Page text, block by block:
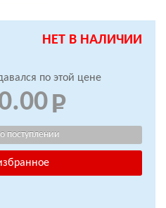
НЕТ В НАЛИЧИИ
по этой цене